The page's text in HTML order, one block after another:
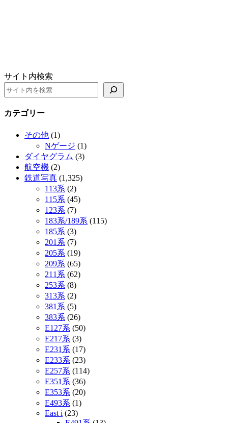
サイト内検索
カテゴリー
その他 (1)
Nゲージ (1)
ダイヤグラム (3)
航空機 (2)
鉄道写真 (1,325)
113系 (2)
115系 (45)
123系 (7)
183系/189系 (115)
185系 (3)
201系 (7)
205系 (19)
209系 (65)
211系 (62)
253系 (8)
313系 (2)
381系 (5)
383系 (26)
E127系 (50)
E217系 (3)
E231系 (17)
E233系 (23)
E257系 (114)
E351系 (36)
E353系 (20)
E493系 (1)
East i (23)